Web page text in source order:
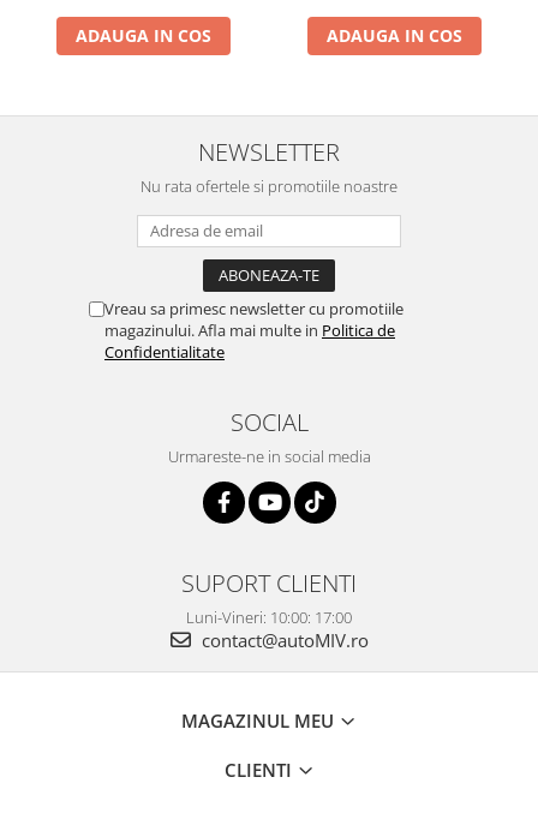
ADAUGA IN COS ADAUGA IN COS
NEWSLETTER
Nu rata ofertele si promotiile noastre
Vreau sa primesc newsletter cu promotiile
magazinului. Afla mai multe in Politica de
Confidentialitate
SOCIAL
Urmareste-ne in social media
SUPORT CLIENTI
Luni-Vineri: 10:00: 17:00
contact@autoMIV.ro
MAGAZINUL MEU
CLIENTI